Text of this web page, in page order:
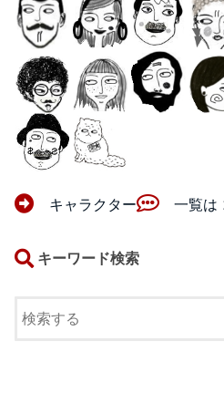
キャラクター 一覧は
キーワード検索